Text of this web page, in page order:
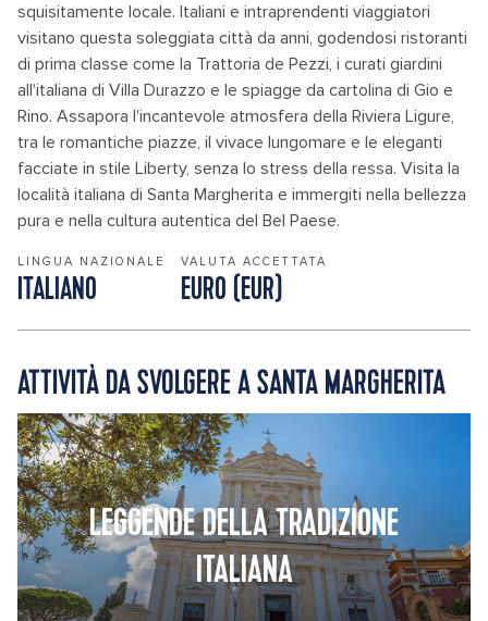
squisitamente locale. Italiani e intraprendenti viaggiatori
visitano questa soleggiata città da anni, godendosi ristoranti
di prima classe come la Trattoria de Pezzi, i curati giardini
all'italiana di Villa Durazzo e le spiagge da cartolina di Gio e
Rino. Assapora l'incantevole atmosfera della Riviera Ligure,
tra le romantiche piazze, il vivace lungomare e le eleganti
facciate in stile Liberty, senza lo stress della ressa. Visita la
località italiana di Santa Margherita e immergiti nella bellezza
pura e nella cultura autentica del Bel Paese.
LINGUA NAZIONALE
ITALIANO
VALUTA ACCETTATA
EURO (EUR)
ATTIVITÀ DA SVOLGERE A SANTA MARGHERITA
LEGGENDE DELLA TRADIZIONE
ITALIANA